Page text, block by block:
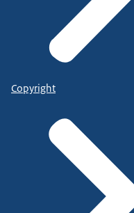
Copyright